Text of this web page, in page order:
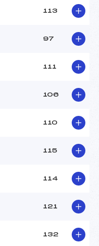
113
97
111
106
110
115
114
121
132